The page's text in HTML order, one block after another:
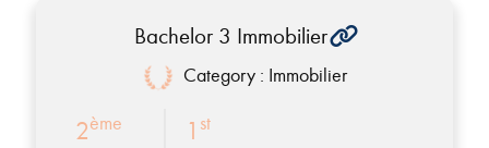
Bachelor 3 Immobilier
Category : Immobilier
2ème 1 st